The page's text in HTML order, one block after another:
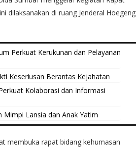
dilaksanakan di ruang Jenderal Hoegeng
Perkuat Kerukunan dan Pelayanan
Keseriusan Berantas Kejahatan
Kolaborasi dan Informasi
Lansia dan Anak Yatim
membuka rapat bidang kehumasan